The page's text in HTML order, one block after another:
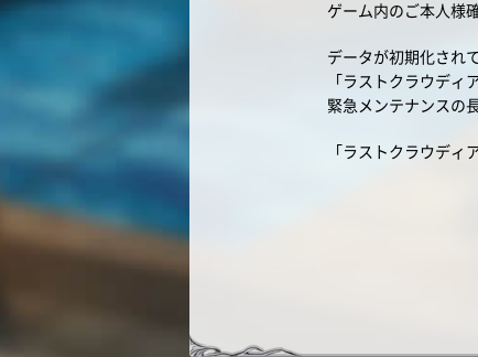
ゲーム内のご本人様
データが初期化され
「ラストクラウディ
緊急メンテナンスの
「ラストクラウディ